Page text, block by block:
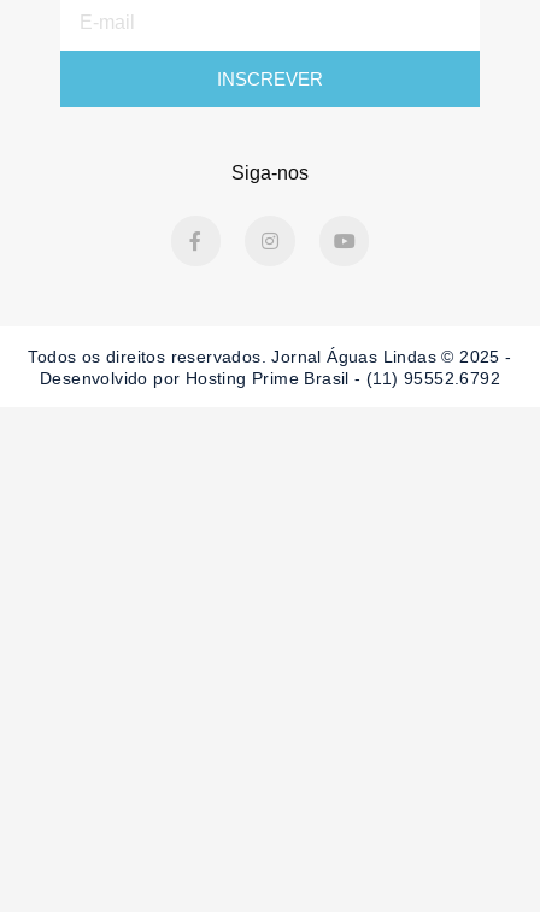
mail
INSCREVER
Siga-nos
a
k
-
n
a
m
o
Todos os direitos reservados. Jornal Águas Lindas © 2025 -
Desenvolvido por Hosting Prime Brasil - (11) 95552.6792